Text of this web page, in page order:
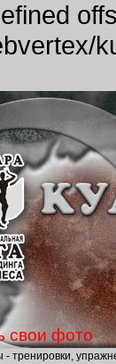
свои фото